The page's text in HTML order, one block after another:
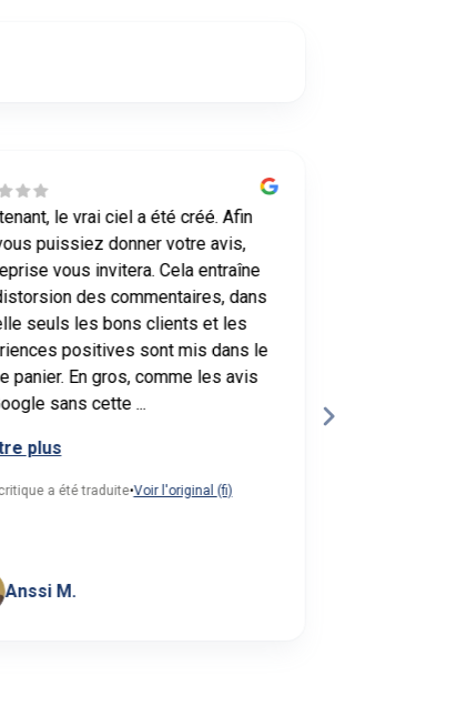
le vrai ciel a été créé. Afin
puissiez donner votre avis,
vous invitera. Cela entraîne
des commentaires, dans
seuls les bons clients et les
positives sont mis dans le
panier. En gros, comme les avis
sans cette ...
plus
a été traduite•Voir l'original (fi)
Anssi M.